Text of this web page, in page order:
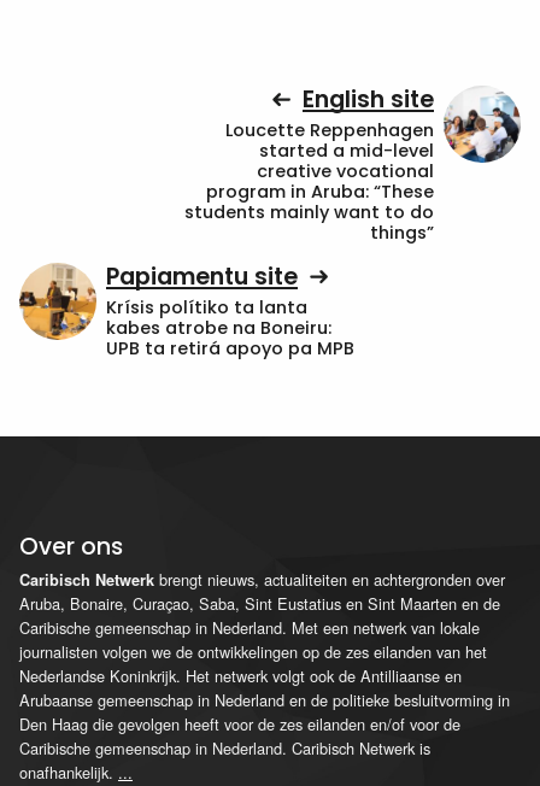
English site
Loucette Reppenhagen
started a mid-level
creative vocational
program in Aruba: “These
students mainly want to do
things”
Papiamentu site
Krísis polítiko ta lanta
kabes atrobe na Boneiru:
UPB ta retirá apoyo pa MPB
Over ons
Caribisch Netwerk brengt nieuws, actualiteiten en achtergronden over
Aruba, Bonaire, Curaçao, Saba, Sint Eustatius en Sint Maarten en de
Caribische gemeenschap in Nederland. Met een netwerk van lokale
journalisten volgen we de ontwikkelingen op de zes eilanden van het
Nederlandse Koninkrijk. Het netwerk volgt ook de Antilliaanse en
Arubaanse gemeenschap in Nederland en de politieke besluitvorming in
Den Haag die gevolgen heeft voor de zes eilanden en/of voor de
Caribische gemeenschap in Nederland. Caribisch Netwerk is
onafhankelijk. ...